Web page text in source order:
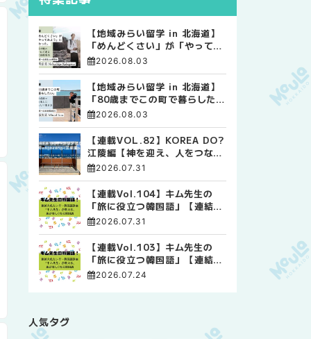
【地域みらい留学 in 北海道】
「めんどくさい」が「やってみ
よう」に変わった。 十勝の風
自由な高校生活
2026.08.03
【地域みらい留学 in 北海道】
「80歳までこの町で暮らした
い」 標津高校で踏み出した、
2026.08.03
【連載VOL.82】KOREA DO?
江陵編【神を迎え、人をつなぐ
時間 ― 江陵端午祭 】
2026.07.31
【連載Vol.104】キム先生の
「旅に役立つ韓国語」【連結語
尾について その4】
2026.07.31
【連載Vol.103】キム先生の
「旅に役立つ韓国語」【連結語
尾について その3】
2026.07.24
人気タグ